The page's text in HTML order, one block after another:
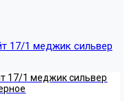
17/1 меджик сильвер